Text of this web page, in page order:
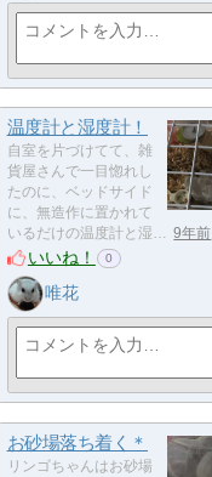
温度計と湿度計！
自室を片づけてて、雑
貨屋さんで一目惚れし
たのに、ベッドサイド
に、無造作に置かれて
いるだけの温度計と湿…
9年前
いいね！ 0
唯花
お砂場落ち着く＊
リンゴちゃんはお砂場